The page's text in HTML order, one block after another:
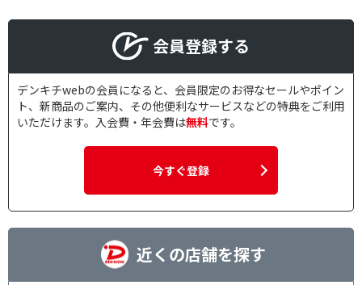
会員登録する
デンキチwebの会員になると、会員限定のお得なセールやポイン
ト、新商品のご案内、その他便利なサービスなどの特典をご利用
いただけます。入会費・年会費は無料です。
今すぐ登録
近くの店舗を探す